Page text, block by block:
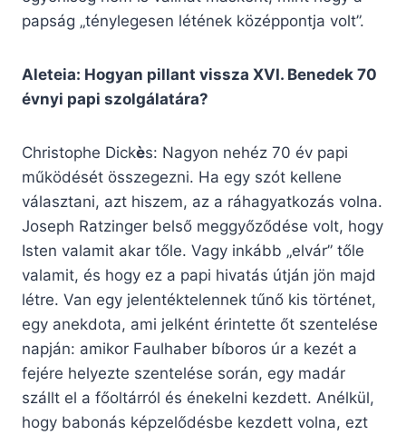
papság „ténylegesen létének középpontja volt”.
Aleteia: Hogyan pillant vissza XVI. Benedek 70
évnyi papi szolgálatára?
Christophe Dickès: Nagyon nehéz 70 év papi
működését összegezni. Ha egy szót kellene
választani, azt hiszem, az a ráhagyatkozás volna.
Joseph Ratzinger belső meggyőződése volt, hogy
Isten valamit akar tőle. Vagy inkább „elvár” tőle
valamit, és hogy ez a papi hivatás útján jön majd
létre. Van egy jelentéktelennek tűnő kis történet,
egy anekdota, ami jelként érintette őt szentelése
napján: amikor Faulhaber bíboros úr a kezét a
fejére helyezte szentelése során, egy madár
szállt el a főoltárról és énekelni kezdett. Anélkül,
hogy babonás képzelődésbe kezdett volna, ezt